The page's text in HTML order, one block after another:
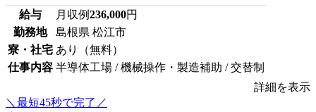
給与 月収例236,000円
勤務地
島根県 松江市
寮・社宅 あり（無料）
仕事内容 半導体工場 / 機械操作・製造補助 / 交替制
詳細を表示
＼最短45秒で完了／